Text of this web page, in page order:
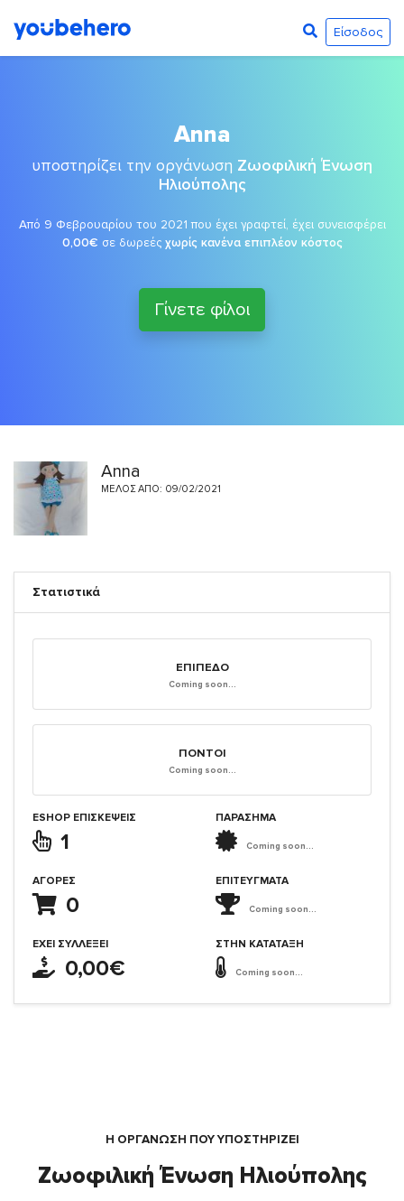
Είσοδος
Anna
υποστηρίζει την οργάνωση Ζωοφιλική Ένωση
Ηλιούπολης
Από 9 Φεβρουαρίου του 2021 που έχει γραφτεί, έχει συνεισφέρει
0,00€ σε δωρεές χωρίς κανένα επιπλέον κόστος
Γίνετε φίλοι
Anna
ΜΈΛΟΣ ΑΠΌ: 09/02/2021
Στατιστικά
ΕΠΊΠΕΔΟ
Coming soon...
ΠΌΝΤΟΙ
Coming soon...
ESHOP ΕΠΙΣΚΈΨΕΙΣ
1
ΑΓΟΡΈΣ
0
ΈΧΕΙ ΣΥΛΛΈΞΕΙ
0,00€
ΠΑΡΑΣΗΜΑ
Coming soon...
ΕΠΙΤΕΎΓΜΑΤΑ
Coming soon...
ΣΤΗΝ ΚΑΤΆΤΑΞΗ
Coming soon...
Η ΟΡΓΆΝΩΣΗ ΠΟΥ ΥΠΟΣΤΗΡΙΖΕΙ
Ζωοφιλική Ένωση Ηλιούπολης